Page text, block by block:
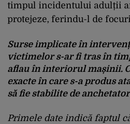
timpul incidentului adulții
protejeze, ferindu-l de
Surse implicate în
victimelor s-ar fi tras în
aflau în interiorul mașinii.
exacte în care s-a produs
să fie stabilite de
Primele date indică faptul